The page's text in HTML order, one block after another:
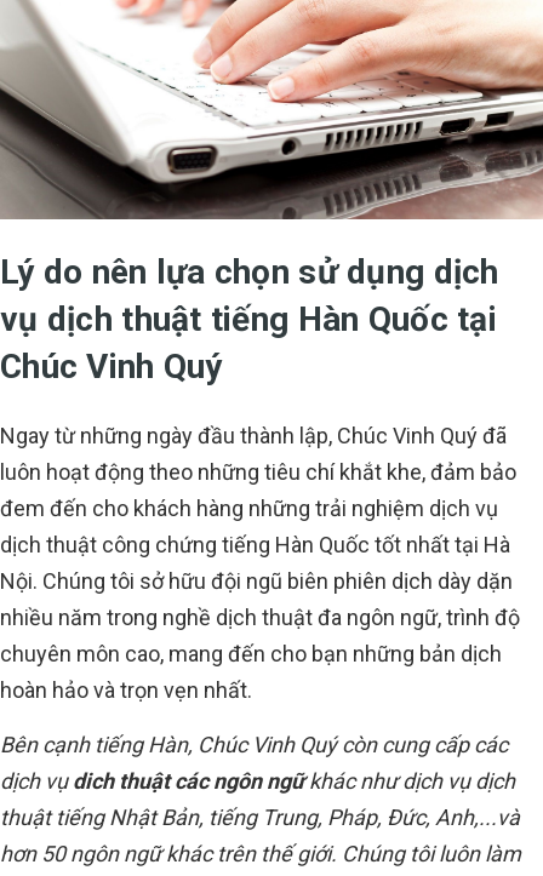
Lý do nên lựa chọn sử dụng dịch
vụ dịch thuật tiếng Hàn Quốc tại
Chúc Vinh Quý
Ngay từ những ngày đầu thành lập, Chúc Vinh Quý đã
luôn hoạt động theo những tiêu chí khắt khe, đảm bảo
đem đến cho khách hàng những trải nghiệm dịch vụ
dịch thuật công chứng tiếng Hàn Quốc tốt nhất tại Hà
Nội. Chúng tôi sở hữu đội ngũ biên phiên dịch dày dặn
nhiều năm trong nghề dịch thuật đa ngôn ngữ, trình độ
chuyên môn cao, mang đến cho bạn những bản dịch
hoàn hảo và trọn vẹn nhất.
Bên cạnh tiếng Hàn, Chúc Vinh Quý còn cung cấp các
dịch vụdich thuật các ngôn ngữkhác như dịch vụ dịch
thuật tiếng Nhật Bản, tiếng Trung, Pháp, Đức, Anh,...và
hơn 50 ngôn ngữ khác trên thế giới. Chúng tôi luôn làm